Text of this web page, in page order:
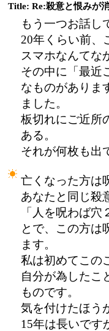
Title: Re:殺意と恨みが
もう一つお話し
20年くらい前、
スマホなんてな
その中に「最近
なものがありま
ました。
板切れにご近所
ある。
それが何枚も出
亡くなった方は
あなたと同じ殺
「人を呪わば
とで、この方は
ます。
私は初めてこの
自分が為したこ
ものです。
気を付けたほう
15年は長いです